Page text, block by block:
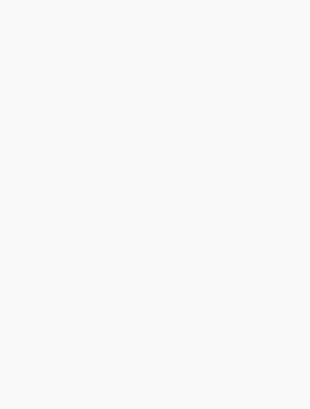
first released. It may have